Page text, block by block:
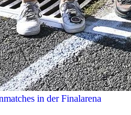
in der Finalarena